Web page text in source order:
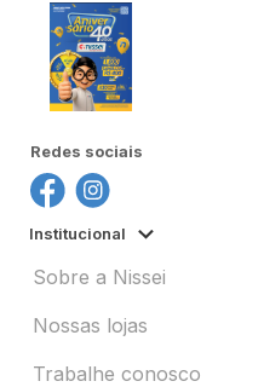
Redes sociais
Institucional
Sobre a Nissei
Nossas lojas
Trabalhe conosco